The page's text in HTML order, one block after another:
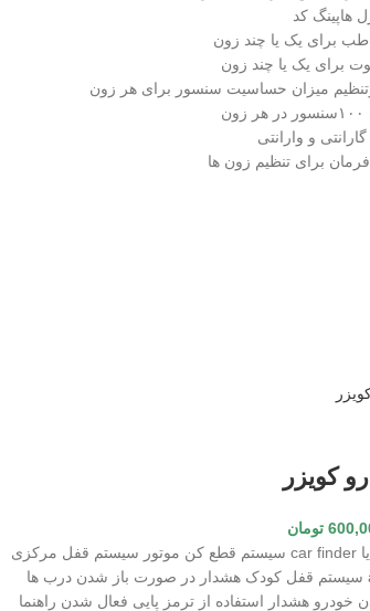
هاپینگ کد
برای یک یا چند زون
برای یک یا چند زون
میزان حساسیت سنسور برای هر زون
و وارانتی
کویزر
تومان
دارای حالت پیجر یا car finder سیستم قطع کن موتور سیستم قفل مرکزی
سیستم auto arm سیستم قفل کودک هشدار در صورت باز شدن درب ها
هشدار استفاده از ترمز پایی فعال شدن راهنما